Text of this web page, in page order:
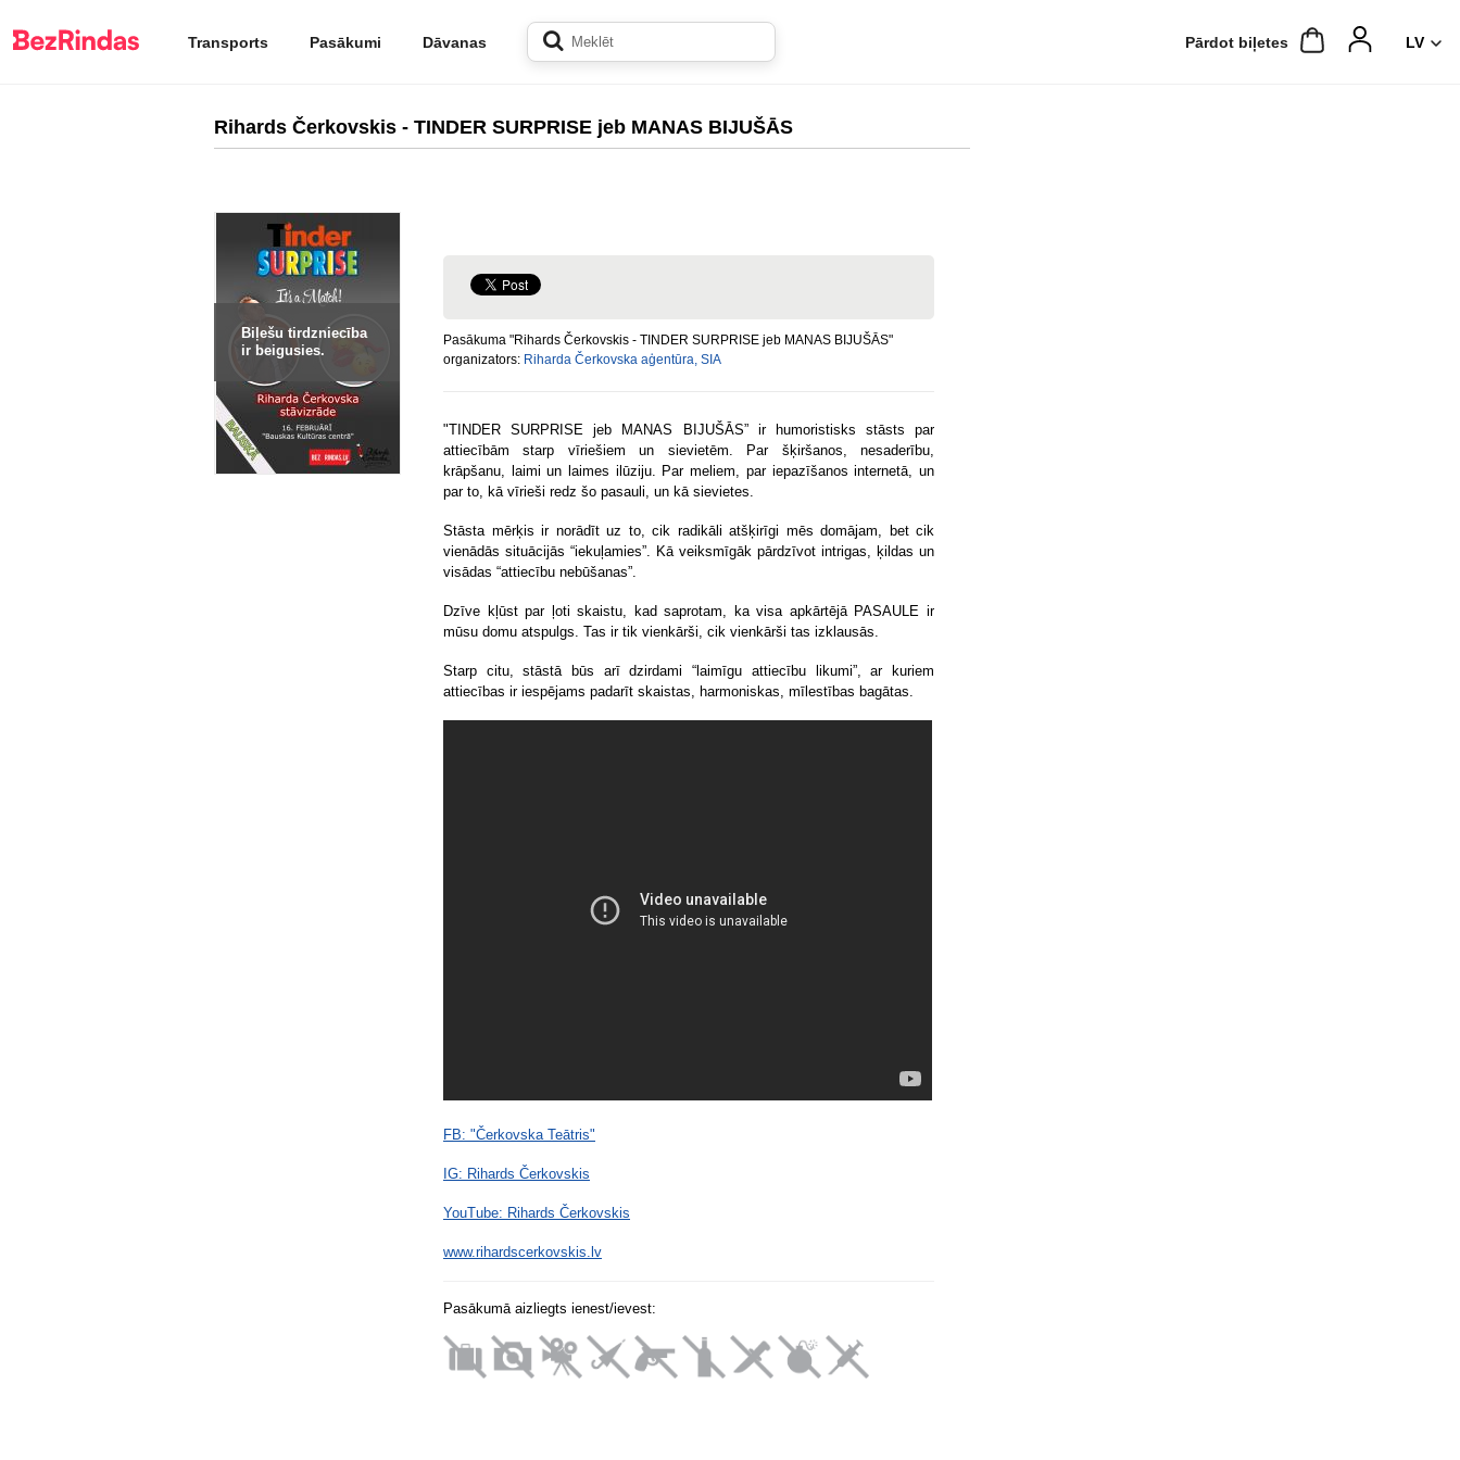
Transports Pasākumi Dāvanas Pārdot biļetes
Rihards Čerkovskis - TINDER SURPRISE jeb MANAS BIJUŠĀS
Biļešu tirdzniecība
ir beigusies.
Pasākuma "Rihards Čerkovskis - TINDER SURPRISE jeb MANAS BIJUŠĀS"
organizators: Riharda Čerkovska aģentūra, SIA
"TINDER SURPRISE jeb MANAS BIJUŠĀS” ir humoristisks stāsts par
attiecībām starp vīriešiem un sievietēm. Par šķiršanos, nesaderību,
krāpšanu, laimi un laimes ilūziju. Par meliem, par iepazīšanos internetā, un
par to, kā vīrieši redz šo pasauli, un kā sievietes.
Stāsta mērķis ir norādīt uz to, cik radikāli atšķirīgi mēs domājam, bet cik
vienādās situācijās “iekuļamies”. Kā veiksmīgāk pārdzīvot intrigas, ķildas un
visādas “attiecību nebūšanas”.
Dzīve kļūst par ļoti skaistu, kad saprotam, ka visa apkārtējā PASAULE ir
mūsu domu atspulgs. Tas ir tik vienkārši, cik vienkārši tas izklausās.
Starp citu, stāstā būs arī dzirdami “laimīgu attiecību likumi”, ar kuriem
attiecības ir iespējams padarīt skaistas, harmoniskas, mīlestības bagātas.
FB: "Čerkovska Teātris"
IG: Rihards Čerkovskis
YouTube: Rihards Čerkovskis
www.rihardscerkovskis.lv
Pasākumā aizliegts ienest/ievest: